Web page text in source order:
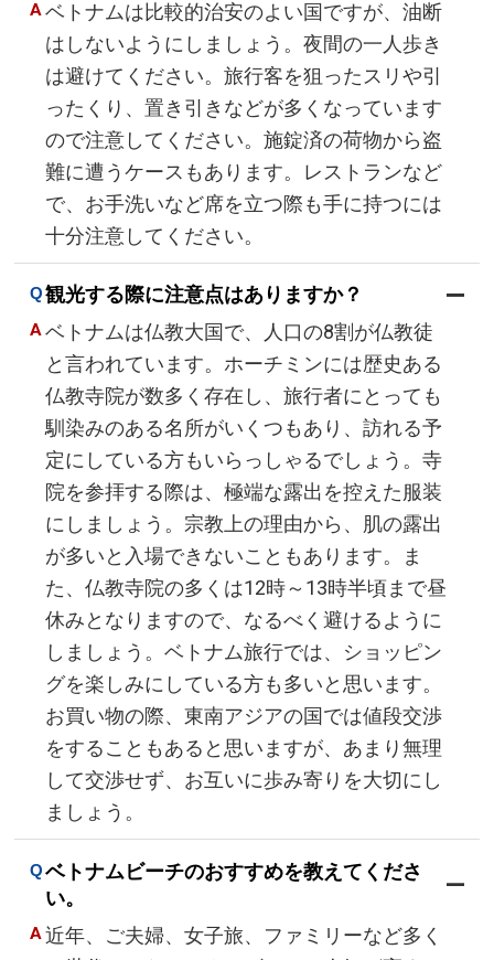
ベトナムは比較的治安のよい国ですが、油断
はしないようにしましょう。夜間の一人歩き
は避けてください。旅行客を狙ったスリや引
ったくり、置き引きなどが多くなっています
ので注意してください。施錠済の荷物から盗
難に遭うケースもあります。レストランなど
で、お手洗いなど席を立つ際も手に持つには
十分注意してください。
観光する際に注意点はありますか？
ベトナムは仏教大国で、人口の8割が仏教徒
と言われています。ホーチミンには歴史ある
仏教寺院が数多く存在し、旅行者にとっても
馴染みのある名所がいくつもあり、訪れる予
定にしている方もいらっしゃるでしょう。寺
院を参拝する際は、極端な露出を控えた服装
にしましょう。宗教上の理由から、肌の露出
が多いと入場できないこともあります。ま
た、仏教寺院の多くは12時～13時半頃まで昼
休みとなりますので、なるべく避けるように
しましょう。ベトナム旅行では、ショッピン
グを楽しみにしている方も多いと思います。
お買い物の際、東南アジアの国では値段交渉
をすることもあると思いますが、あまり無理
して交渉せず、お互いに歩み寄りを大切にし
ましょう。
ベトナムビーチのおすすめを教えてくださ
い。
近年、ご夫婦、女子旅、ファミリーなど多く